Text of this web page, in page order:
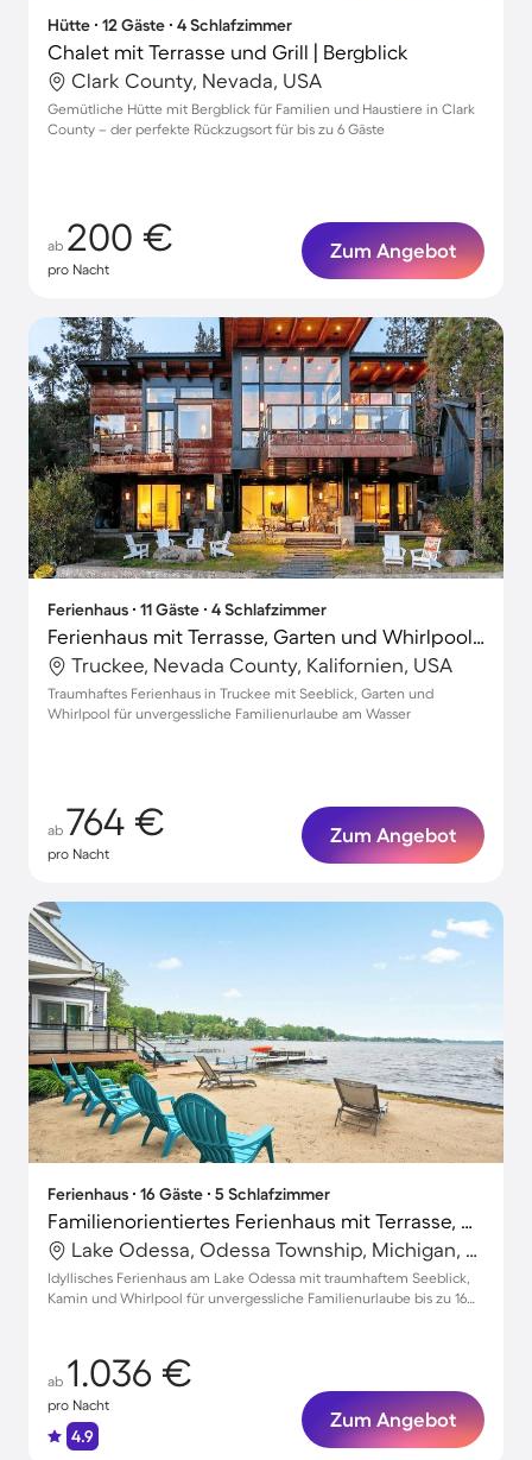
Hütte ∙ 12 Gäste ∙ 4 Schlafzimmer
Chalet mit Terrasse und Grill | Bergblick
Clark County, Nevada, USA
Gemütliche Hütte mit Bergblick für Familien und Haustiere in Clark
County – der perfekte Rückzugsort für bis zu 6 Gäste
ab 200 €
pro Nacht
Zum Angebot
Ferienhaus ∙ 11 Gäste ∙ 4 Schlafzimmer
Ferienhaus mit Terrasse, Garten und Whirlpool | Seeblick
Truckee, Nevada County, Kalifornien, USA
Traumhaftes Ferienhaus in Truckee mit Seeblick, Garten und
Whirlpool für unvergessliche Familienurlaube am Wasser
ab 764 €
pro Nacht
Zum Angebot
Ferienhaus ∙ 16 Gäste ∙ 5 Schlafzimmer
Familienorientiertes Ferienhaus mit Terrasse, Whirlpool und Grill | Seeblick | Ideal für Homeoffice
Lake Odessa, Odessa Township, Michigan, USA
Idyllisches Ferienhaus am Lake Odessa mit traumhaftem Seeblick,
Kamin und Whirlpool für unvergessliche Familienurlaube bis zu 16
ab 1.036 €
pro Nacht
4.9
Zum Angebot